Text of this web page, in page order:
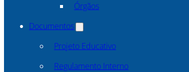
Órgãos
Documentos
Projeto Educativo
Regulamento Interno